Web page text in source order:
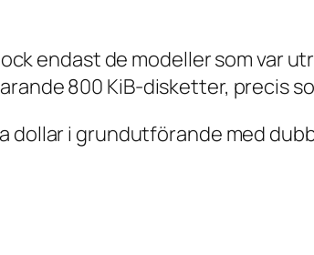
endast de modeller som var
800 KiB-disketter, precis
dollar i grundutförande med